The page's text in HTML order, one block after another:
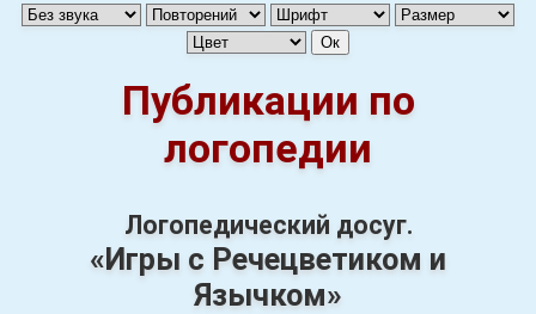
Публикации по
логопедии
Логопедический досуг.
«Игры с Речецветиком и
Язычком»